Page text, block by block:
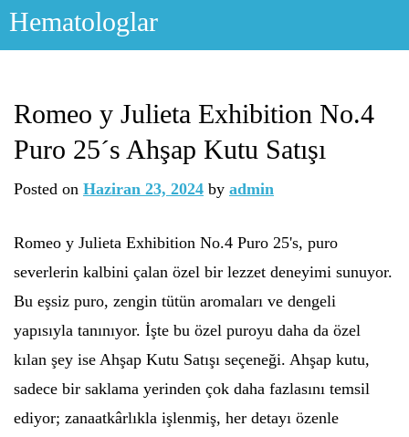
Skip
Hematologlar
Romeo y Julieta Exhibition No.4
Puro 25´s Ahşap Kutu Satışı
Posted on Haziran 23, 2024 by admin
Romeo y Julieta Exhibition No.4 Puro 25's, puro
severlerin kalbini çalan özel bir lezzet deneyimi sunuyor.
Bu eşsiz puro, zengin tütün aromaları ve dengeli
yapısıyla tanınıyor. İşte bu özel puroyu daha da özel
kılan şey ise Ahşap Kutu Satışı seçeneği. Ahşap kutu,
sadece bir saklama yerinden çok daha fazlasını temsil
ediyor; zanaatkârlıkla işlenmiş, her detayı özenle